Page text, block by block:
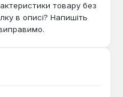
товару без
в описі? Напишіть